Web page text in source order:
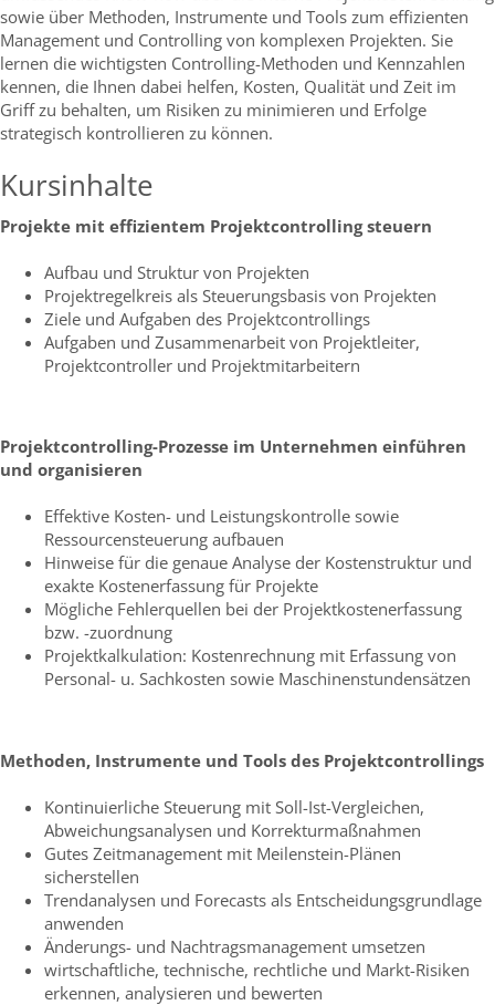
sowie über Methoden, Instrumente und Tools zum effizienten
Management und Controlling von komplexen Projekten. Sie
lernen die wichtigsten Controlling-Methoden und Kennzahlen
kennen, die Ihnen dabei helfen, Kosten, Qualität und Zeit im
Griff zu behalten, um Risiken zu minimieren und Erfolge
strategisch kontrollieren zu können.
Kursinhalte
Projekte mit effizientem Projektcontrolling steuern
Aufbau und Struktur von Projekten
Projektregelkreis als Steuerungsbasis von Projekten
Ziele und Aufgaben des Projektcontrollings
Aufgaben und Zusammenarbeit von Projektleiter,
Projektcontroller und Projektmitarbeitern
Projektcontrolling-Prozesse im Unternehmen einführen
und organisieren
Effektive Kosten- und Leistungskontrolle sowie
Ressourcensteuerung aufbauen
Hinweise für die genaue Analyse der Kostenstruktur und
exakte Kostenerfassung für Projekte
Mögliche Fehlerquellen bei der Projektkostenerfassung
bzw. -zuordnung
Projektkalkulation: Kostenrechnung mit Erfassung von
Personal- u. Sachkosten sowie Maschinenstundensätzen
Methoden, Instrumente und Tools des Projektcontrollings
Kontinuierliche Steuerung mit Soll-Ist-Vergleichen,
Abweichungsanalysen und Korrekturmaßnahmen
Gutes Zeitmanagement mit Meilenstein-Plänen
sicherstellen
Trendanalysen und Forecasts als Entscheidungsgrundlage
anwenden
Änderungs- und Nachtragsmanagement umsetzen
wirtschaftliche, technische, rechtliche und Markt-Risiken
erkennen, analysieren und bewerten